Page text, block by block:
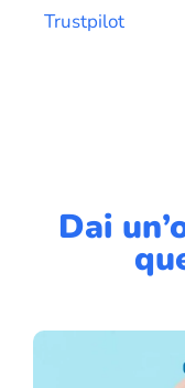
Trustpilot
Dai